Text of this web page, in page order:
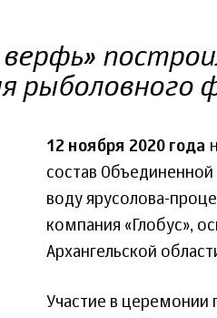
верфь»
рыболовного
12 ноября 2020 года
состав
воду ярусолова-
компания «Глобус»,
Архангельской
Участие в церемонии